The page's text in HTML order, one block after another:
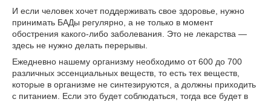
И если человек хочет поддерживать свое здоровье, нужно
принимать БАДы регулярно, а не только в момент
обострения какого-либо заболевания. Это не лекарства —
здесь не нужно делать перерывы.
Ежедневно нашему организму необходимо от 600 до 700
различных эссенциальных веществ, то есть тех веществ,
которые в организме не синтезируются, а должны приходить
с питанием. Если это будет соблюдаться, тогда все будет в